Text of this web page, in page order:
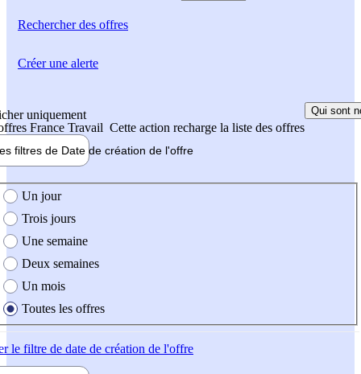
Rechercherdes offres
uniquement
France Travail Cette action recharge la liste des offres
Qui sont
filtres de Date de création de l'offre
création de l'offre
Un jour
Trois jours
Une semaine
Deux semaines
Un mois
Toutes les offres
le filtre de date de création de l'offre
Créer une alerte